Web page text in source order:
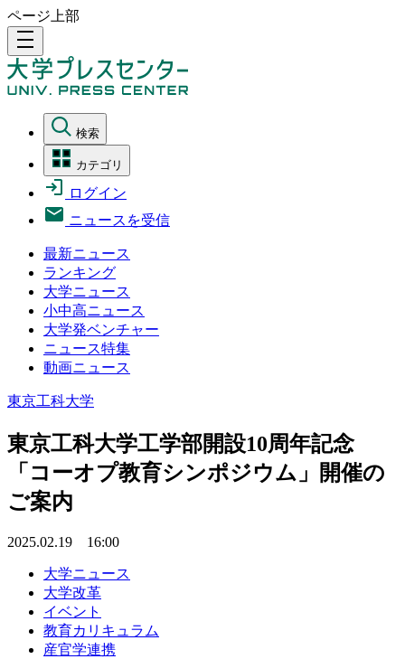
ページ上部
density_medium
検索
カテゴリ
ログイン
ニュースを受信
最新ニュース
ランキング
大学ニュース
小中高ニュース
大学発ベンチャー
ニュース特集
動画ニュース
東京工科大学
東京工科大学⼯学部開設10周年記念
「コーオプ教育シンポジウム」開催の
ご案内
2025.02.19 16:00
大学ニュース
大学改革
イベント
教育カリキュラム
産官学連携